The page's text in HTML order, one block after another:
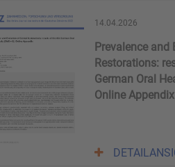
14.04.2026
Prevalence and
Restorations:
German Oral
Online Appendix